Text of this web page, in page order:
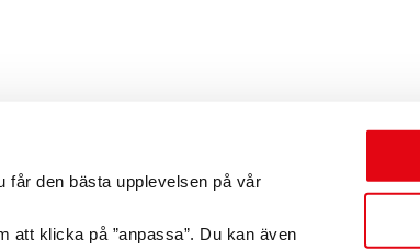
får den bästa upplevelsen på vår
att klicka på ”anpassa”. Du kan även